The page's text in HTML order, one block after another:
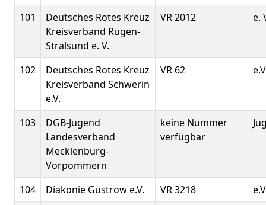
101
Deutsches Rotes Kreuz
Kreisverband Rügen-
Stralsund e. V.
VR 2012 e.
102
Deutsches Rotes Kreuz
Kreisverband Schwerin
e.V.
VR 62
103
DGB-Jugend
Landesverband
Mecklenburg-
Vorpommern
keine Nummer
verfügbar
104 Diakonie Güstrow e.V. VR 3218